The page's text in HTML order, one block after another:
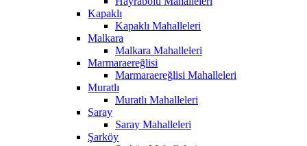
Kapaklı
Kapaklı Mahalleleri
Malkara
Malkara Mahalleleri
Marmaraereğlisi
Marmaraereğlisi Mahalleleri
Muratlı
Muratlı Mahalleleri
Saray
Saray Mahalleleri
Şarköy